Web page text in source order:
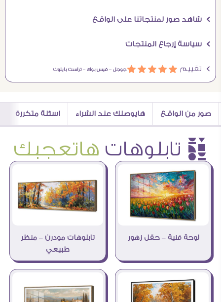
Ö شاهد صور لمنتجاتنا على الواقع
Ö سياسة إرجاع المنتجات
Ö تقييم áááááجوجل –فيس بوك –تراست بايلوت
صور من الواقع هايوصلك عند الشراء اسئلة متكررة
è تابلوهات هاتعجبك
لوحة فنية – حقل زهور
تابلوهات مودرن – منظر
طبيعي